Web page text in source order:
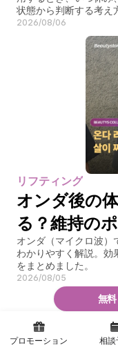
状態から判断する考え
2026/08/06
リフティング
オンダ後の
る？維持の
オンダ（マイクロ波）
わかりやすく解説。効
をまとめました。
2026/08/05
プロモーション 相談
無